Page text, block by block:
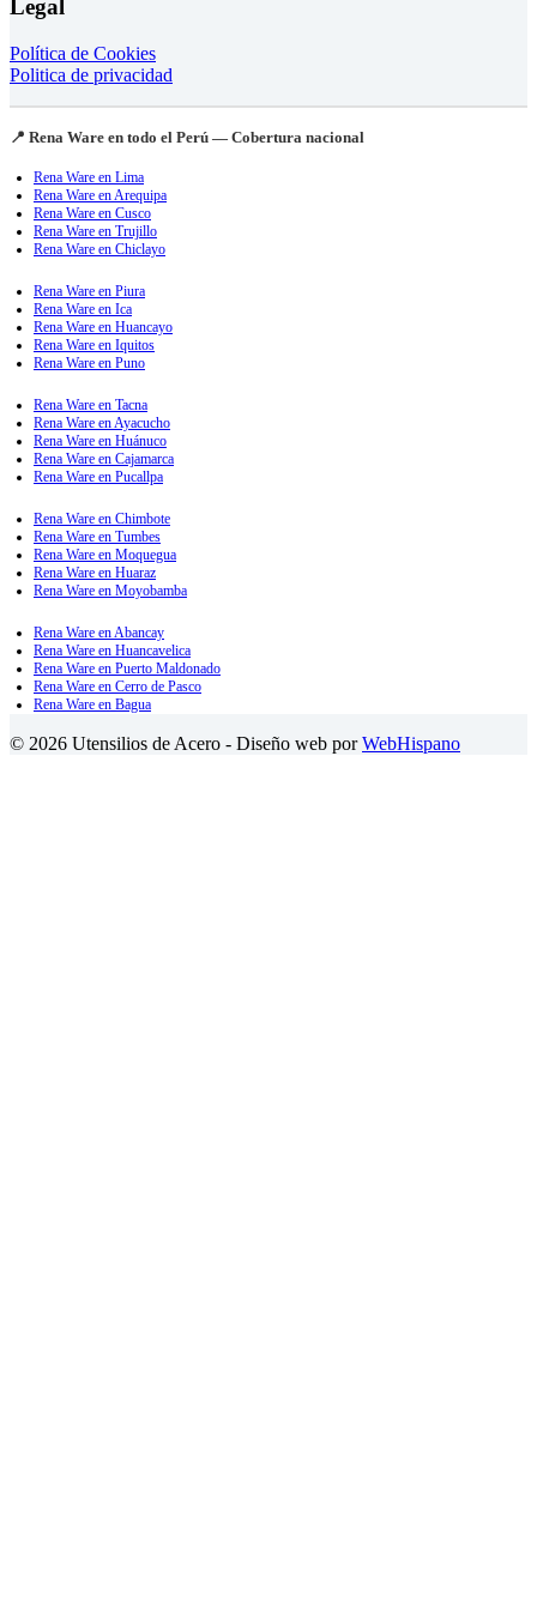
Legal
Política de Cookies
Politica de privacidad
📍 Rena Ware en todo el Perú — Cobertura nacional
Rena Ware en Lima
Rena Ware en Arequipa
Rena Ware en Cusco
Rena Ware en Trujillo
Rena Ware en Chiclayo
Rena Ware en Piura
Rena Ware en Ica
Rena Ware en Huancayo
Rena Ware en Iquitos
Rena Ware en Puno
Rena Ware en Tacna
Rena Ware en Ayacucho
Rena Ware en Huánuco
Rena Ware en Cajamarca
Rena Ware en Pucallpa
Rena Ware en Chimbote
Rena Ware en Tumbes
Rena Ware en Moquegua
Rena Ware en Huaraz
Rena Ware en Moyobamba
Rena Ware en Abancay
Rena Ware en Huancavelica
Rena Ware en Puerto Maldonado
Rena Ware en Cerro de Pasco
Rena Ware en Bagua
© 2026 Utensilios de Acero - Diseño web porWebHispano